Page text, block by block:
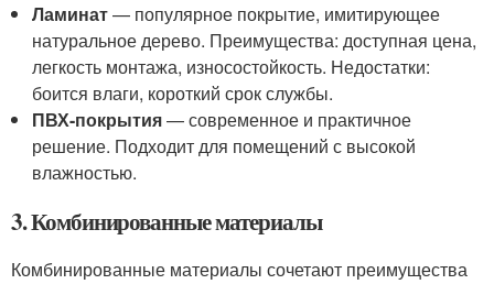
Ламинат— популярное покрытие, имитирующее
натуральное дерево. Преимущества: доступная цена,
легкость монтажа, износостойкость. Недостатки:
боится влаги, короткий срок службы.
ПВХ-покрытия— современное и практичное
решение. Подходит для помещений с высокой
влажностью.
3. Комбинированные материалы
Комбинированные материалы сочетают преимущества